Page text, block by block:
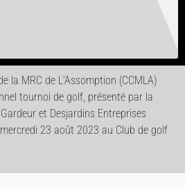
la MRC de L’Assomption (CCMLA)
tournoi de golf, présenté par la
et Desjardins Entreprises
23 août 2023 au Club de golf